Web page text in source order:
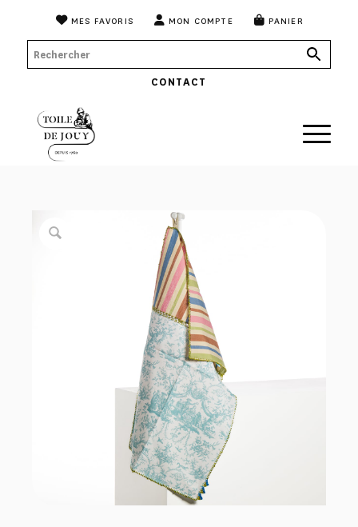
MES FAVORIS MON COMPTE PANIER
CONTACT